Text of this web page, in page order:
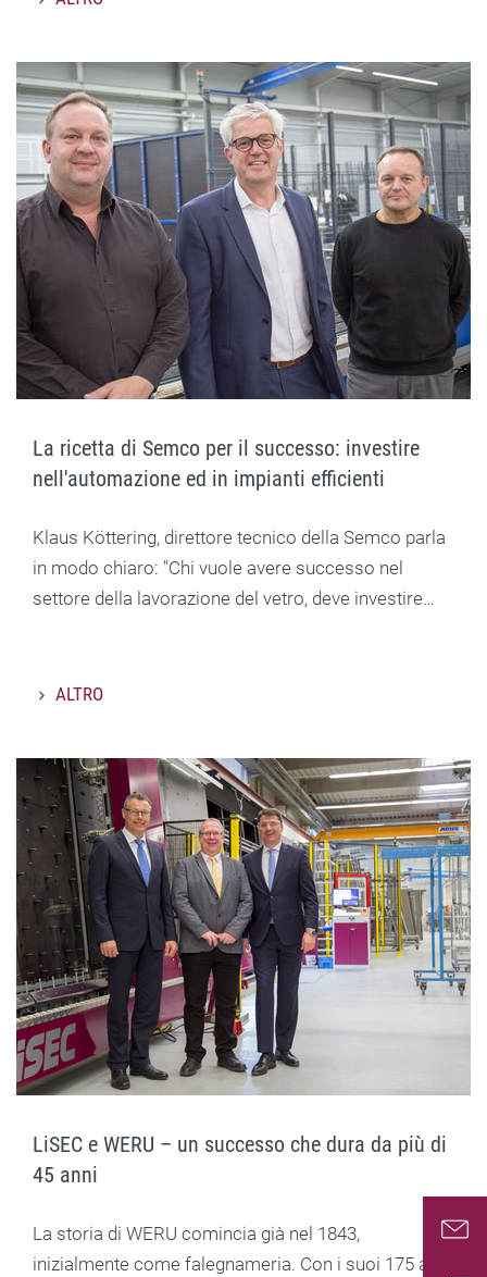
La ricetta di Semco per il successo: investire
nell'automazione ed in impianti efficienti
Klaus Köttering, direttore tecnico della Semco parla
in modo chiaro: "Chi vuole avere successo nel
settore della lavorazione del vetro, deve investire…
ALTRO
LiSEC e WERU – un successo che dura da più di
45 anni
La storia di WERU comincia già nel 1843,
inizialmente come falegnameria. Con i suoi 175 anni